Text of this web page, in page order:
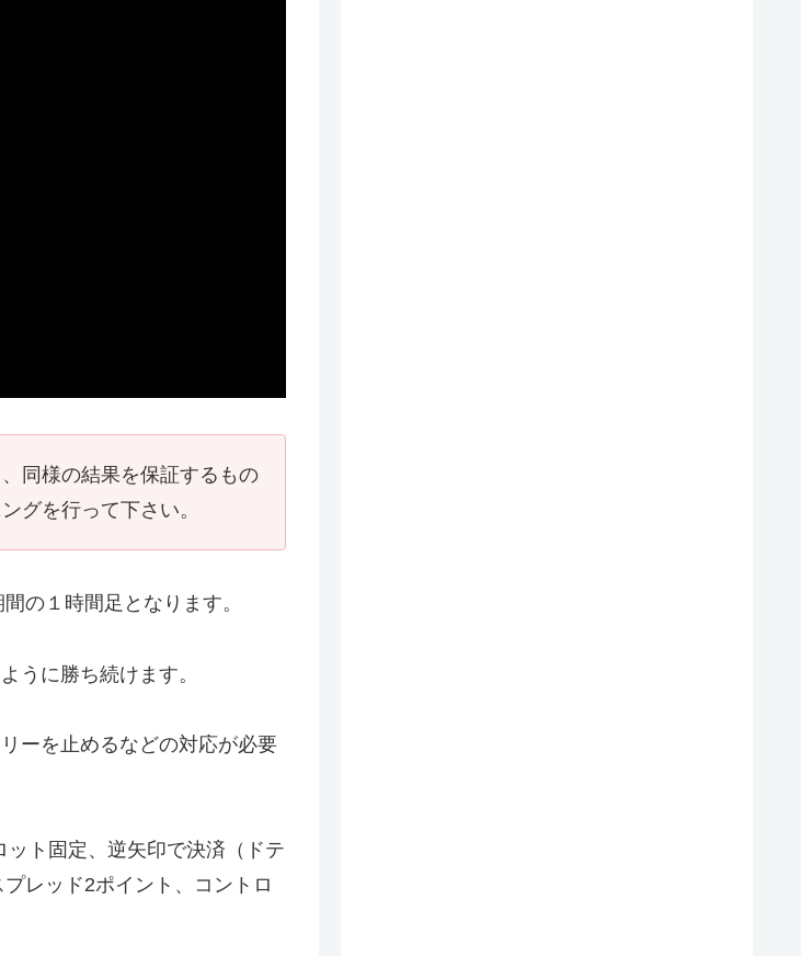
同様の結果を保証するもの
グを行って下さい。
の１時間足となります。
うに勝ち続けます。
ーを止めるなどの対応が必要
ト固定、逆矢印で決済（ドテ
レッド2ポイント、コントロ